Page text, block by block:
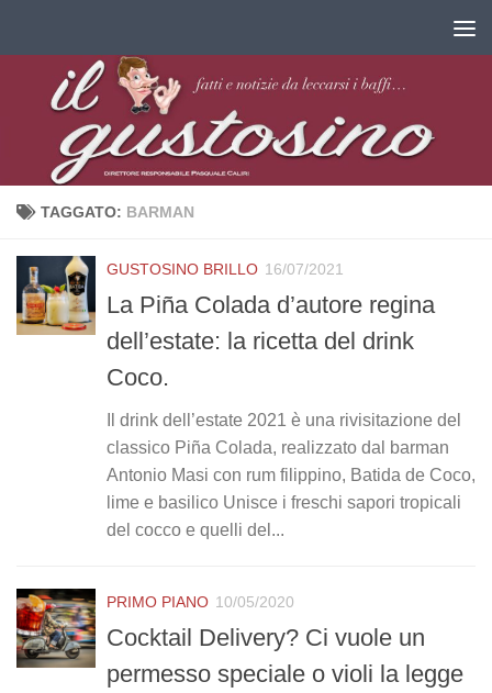
TAGGATO: BARMAN
GUSTOSINO BRILLO 16/07/2021
La Piña Colada d’autore regina
dell’estate: la ricetta del drink
Coco.
Il drink dell’estate 2021 è una rivisitazione del
classico Piña Colada, realizzato dal barman
Antonio Masi con rum filippino, Batida de Coco,
lime e basilico Unisce i freschi sapori tropicali
del cocco e quelli del...
PRIMO PIANO 10/05/2020
Cocktail Delivery? Ci vuole un
permesso speciale o violi la legge